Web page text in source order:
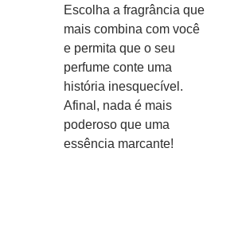
Escolha a fragrância que
mais combina com você
e permita que o seu
perfume conte uma
história inesquecível.
Afinal, nada é mais
poderoso que uma
essência marcante!